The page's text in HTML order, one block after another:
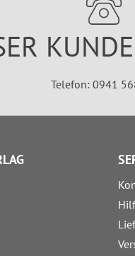
Telefon: 0941